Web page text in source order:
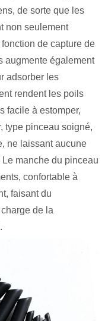
de sorte que les
non seulement
fonction de capture de
augmente également
adsorber les
rendent les poils
facile à estomper,
type pinceau soigné,
ne laissant aucune
manche du pinceau
confortable à
faisant du
de la